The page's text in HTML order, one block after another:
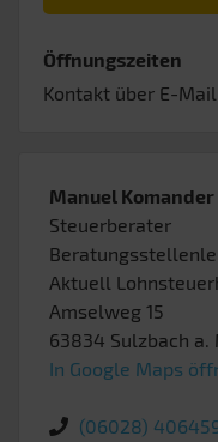
Öffnungszeiten
Kontakt über E-
Manuel Komander
Steuerberater
Aktuell
Amselweg 15
63834 Sulzbach a.
In Google Maps
(06028)